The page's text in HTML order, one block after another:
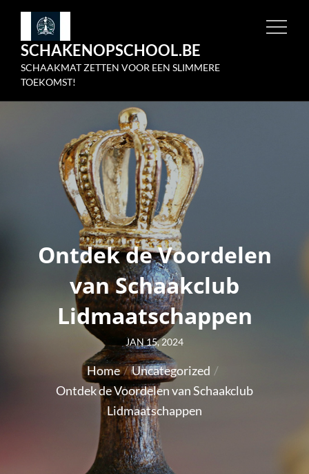
Skip
contentSCHAKENOPSCHOOL.BE
SCHAAKMAT ZETTEN VOOR EEN SLIMMERE
TOEKOMST!
Ontdek de Voordelen
van Schaakclub
Lidmaatschappen
Posted
on
JAN 15, 2024
Home
Uncategorized
Ontdek de Voordelen van Schaakclub
Lidmaatschappen